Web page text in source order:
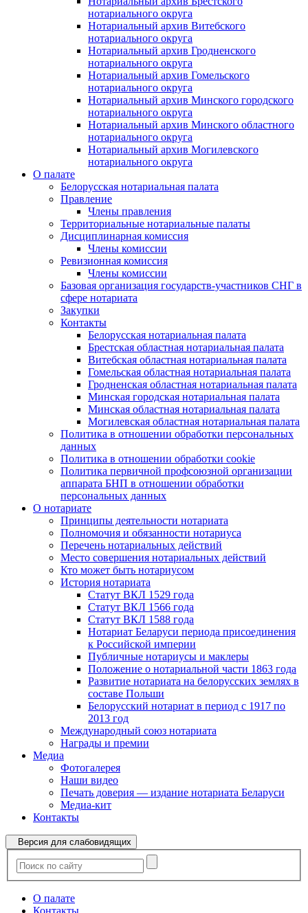
нотариального округа
Нотариальный архив Витебского
нотариального округа
Нотариальный архив Гродненского
нотариального округа
Нотариальный архив Гомельского
нотариального округа
Нотариальный архив Минского городского
нотариального округа
Нотариальный архив Минского областного
нотариального округа
Нотариальный архив Могилевского
нотариального округа
О палате
Белорусская нотариальная палата
Правление
Члены правления
Территориальные нотариальные палаты
Дисциплинарная комиссия
Члены комиссии
Ревизионная комиссия
Члены комиссии
Базовая организация государств-участников СНГ в
сфере нотариата
Закупки
Контакты
Белорусская нотариальная палата
Брестская областная нотариальная палата
Витебская областная нотариальная палата
Гомельская областная нотариальная палата
Гродненская областная нотариальная палата
Минская городская нотариальная палата
Минская областная нотариальная палата
Могилевская областная нотариальная палата
Политика в отношении обработки персональных
данных
Политика в отношении обработки cookie
Политика первичной профсоюзной организации
аппарата БНП в отношении обработки
персональных данных
О нотариате
Принципы деятельности нотариата
Полномочия и обязанности нотариуса
Перечень нотариальных действий
Место совершения нотариальных действий
Кто может быть нотариусом
История нотариата
Статут ВКЛ 1529 года
Статут ВКЛ 1566 года
Статут ВКЛ 1588 года
Нотариат Беларуси периода присоединения
к Российской империи
Публичные нотариусы и маклеры
Положение о нотариальной части 1863 года
Развитие нотариата на белорусских землях в
составе Польши
Белорусский нотариат в период с 1917 по
2013 год
Международный союз нотариата
Награды и премии
Медиа
Фотогалерея
Наши видео
Печать доверия — издание нотариата Беларуси
Медиа-кит
Контакты
Версия для слабовидящих
О палате
Контакты